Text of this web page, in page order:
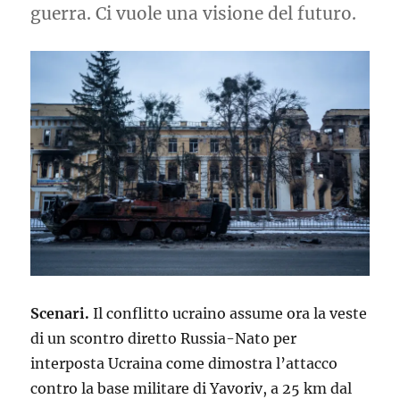
guerra. Ci vuole una visione del futuro.
Scenari.Il conflitto ucraino assume ora la veste
di un scontro diretto Russia-Nato per
interposta Ucraina come dimostra l’attacco
contro la base militare di Yavoriv, a 25 km dal